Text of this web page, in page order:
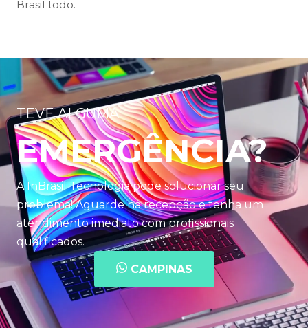
Brasil todo.
TEVE ALGUMA
EMERGÊNCIA?
A InBrasil Tecnologia pode solucionar seu
problema! Aguarde na recepção e tenha um
atendimento imediato com profissionais
qualificados.
CAMPINAS